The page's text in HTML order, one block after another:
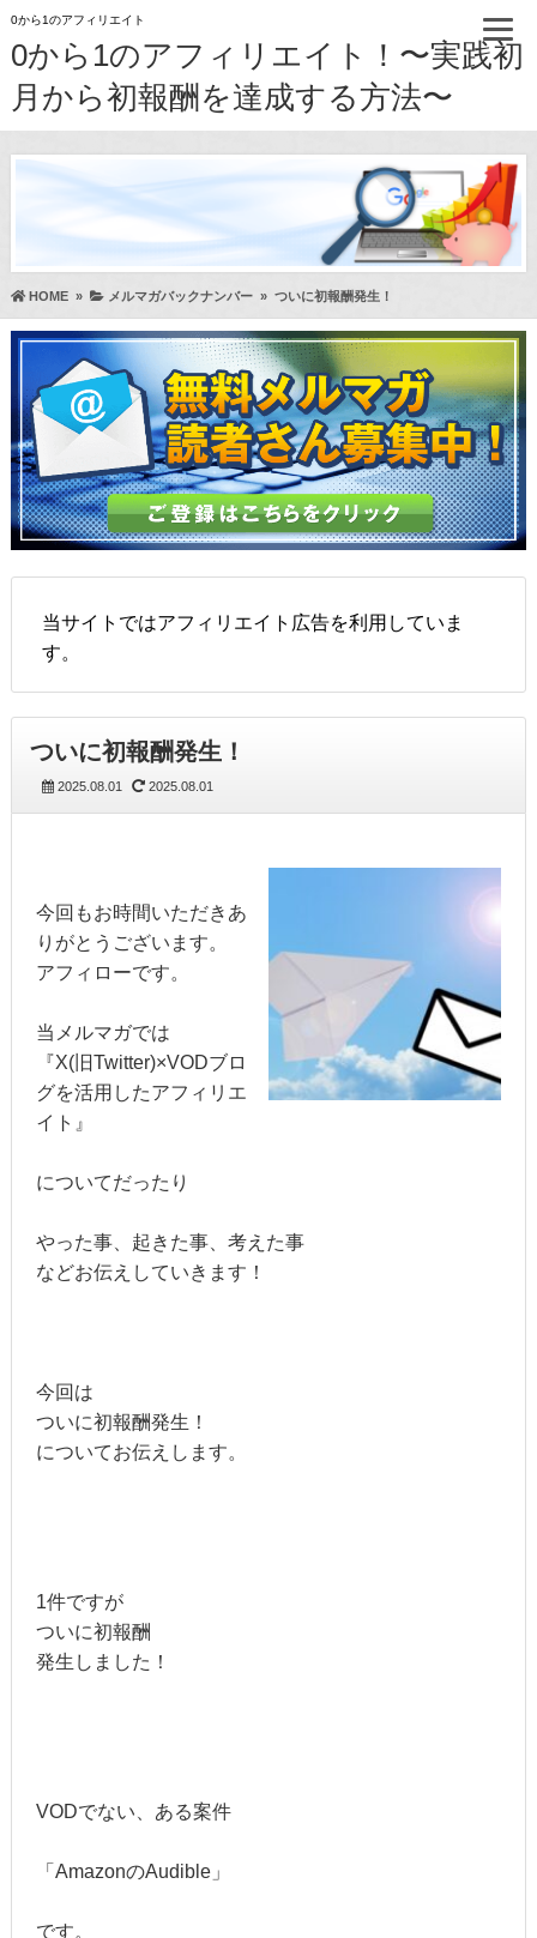
0から1のアフィリエイト
0から1のアフィリエイト！〜実践初
月から初報酬を達成する方法〜
HOME» メルマガバックナンバー» ついに初報酬発生！
当サイトではアフィリエイト広告を利用していま
す。
ついに初報酬発生！
2025.08.01 2025.08.01
今回もお時間いただきあ
りがとうございます。
アフィローです。
当メルマガでは
『X(旧Twitter)×VODブロ
グを活用したアフィリエ
イト』
についてだったり
やった事、起きた事、考えた事
などお伝えしていきます！
今回は
ついに初報酬発生！
についてお伝えします。
1件ですが
ついに初報酬
発生しました！
VODでない、ある案件
「AmazonのAudible」
です。